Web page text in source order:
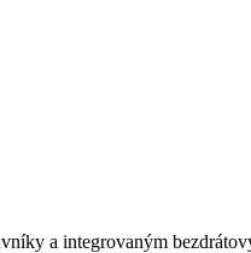
a integrovaným